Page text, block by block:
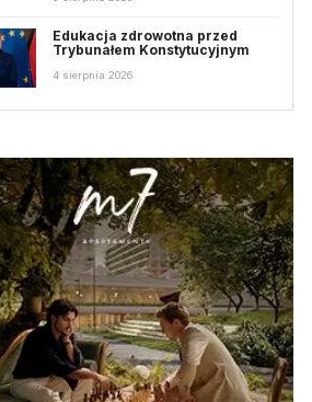
Edukacja zdrowotna przed
Trybunałem Konstytucyjnym
4 sierpnia 2026